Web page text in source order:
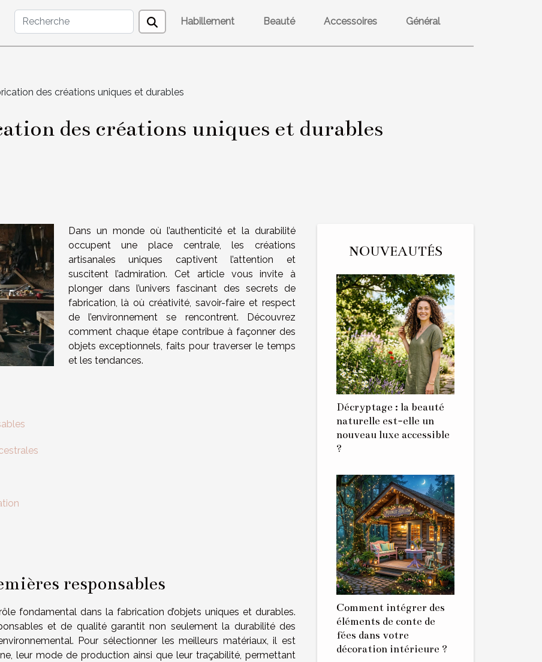
Habillement Beauté Accessoires Général
des créations uniques et durables
des créations uniques et durables
Dans un monde où l’authenticité et la durabilité
occupent une place centrale, les créations
artisanales uniques captivent l’attention et
suscitent l’admiration. Cet article vous invite à
plonger dans l’univers fascinant des secrets de
fabrication, là où créativité, savoir-faire et respect
de l’environnement se rencontrent. Découvrez
comment chaque étape contribue à façonner des
objets exceptionnels, faits pour traverser le temps
et les tendances.
responsables
fondamental dans la fabrication d’objets uniques et durables.
et de qualité garantit non seulement la durabilité des
Pour sélectionner les meilleurs matériaux, il est
leur mode de production ainsi que leur traçabilité, permettant
NOUVEAUTÉS
Décryptage : la beauté
naturelle est-elle un
nouveau luxe accessible
?
Comment intégrer des
éléments de conte de
fées dans votre
décoration intérieure ?